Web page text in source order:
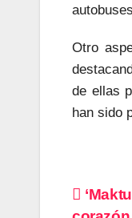
Otro
de ellas
han sido